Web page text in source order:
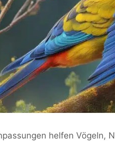
helfen Vögeln,